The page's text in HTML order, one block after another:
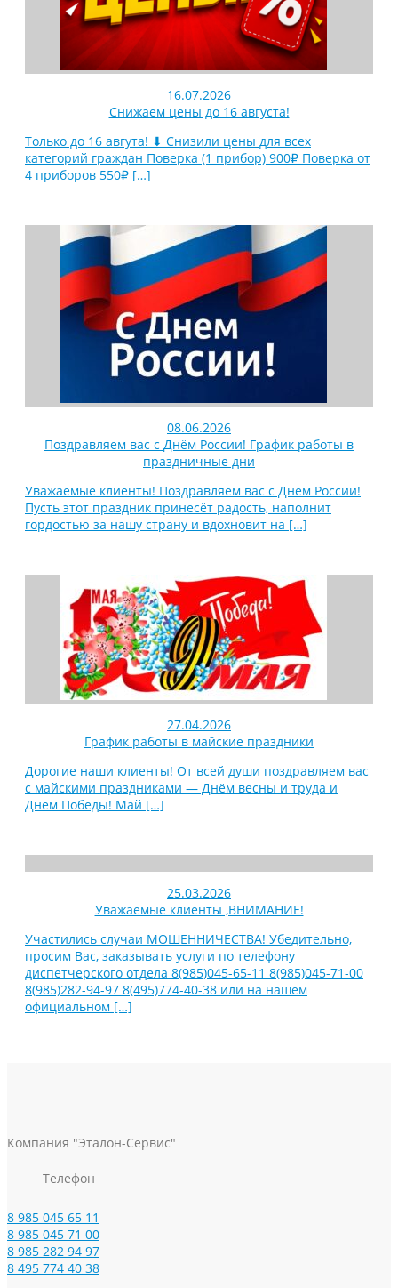
16.07.2026
Снижаем цены до 16 августа!
Только до 16 авгута! ⬇ Снизили цены для всех
категорий граждан Поверка (1 прибор) 900₽ Поверка от
4 приборов 550₽ […]
08.06.2026
Поздравляем вас с Днём России! График работы в
праздничные дни
Уважаемые клиенты! Поздравляем вас с Днём России!
Пусть этот праздник принесёт радость, наполнит
гордостью за нашу страну и вдохновит на […]
27.04.2026
График работы в майские праздники
Дорогие наши клиенты! От всей души поздравляем вас
с майскими праздниками — Днём весны и труда и
Днём Победы! Май […]
25.03.2026
Уважаемые клиенты ,ВНИМАНИЕ!
Участились случаи МОШЕННИЧЕСТВА! Убедительно,
просим Вас, заказывать услуги по телефону
диспетчерского отдела 8(985)045-65-11 8(985)045-71-00
8(985)282-94-97 8(495)774-40-38 или на нашем
официальном […]
Компания "Эталон-Сервис"
Телефон
8 985 045 65 11
8 985 045 71 00
8 985 282 94 97
8 495 774 40 38